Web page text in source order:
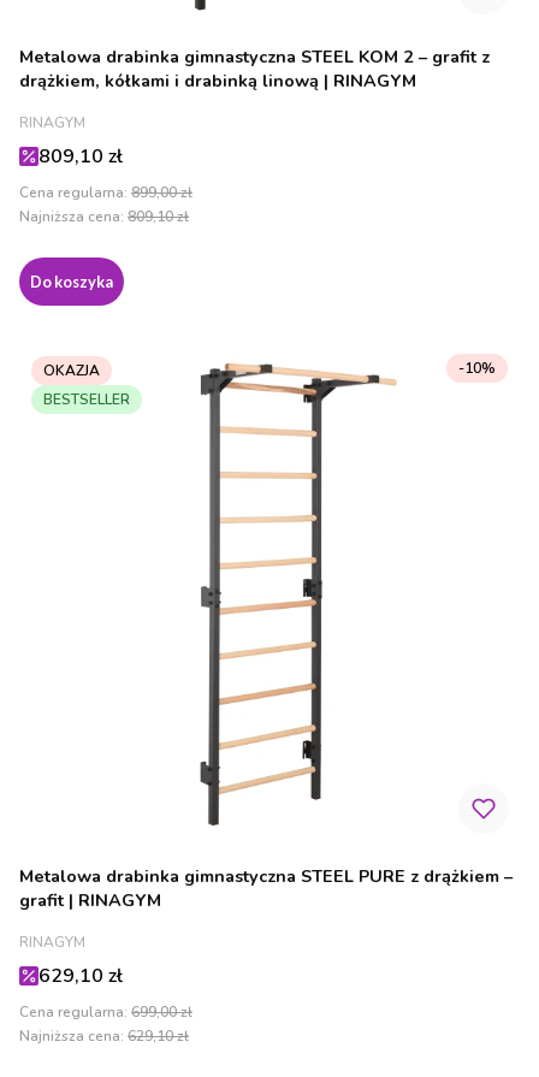
Metalowa drabinka gimnastyczna STEEL KOM 2 – grafit z
drążkiem, kółkami i drabinką linową | RINAGYM
PRODUCENT
RINAGYM
Cena promocyjna
809,10 zł
Cena regularna: 899,00 zł
Najniższa cena: 809,10 zł
Do koszyka
OKAZJA
BESTSELLER
Metalowa drabinka gimnastyczna STEEL PURE z drążkiem –
grafit | RINAGYM
PRODUCENT
RINAGYM
Cena promocyjna
629,10 zł
Cena regularna: 699,00 zł
-10%
Najniższa cena: 629,10 zł